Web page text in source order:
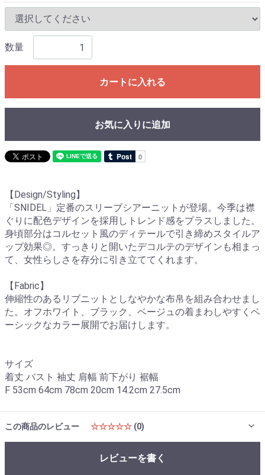
数量
カートに入れる
お気に入りに追加
【Design/Styling】
「SNIDEL」定番のスリーブシアーニットが登場。今季は襟
ぐりに配色デザインを採用しトレンド感をプラスしました。
身頃部分はコルセット風のディテールで引き締めスタイルア
ップ効果◎。すっきりと開いたデコルテのデザインも相まっ
て、女性らしさを存分に引き立ててくれます。
【Fabric】
伸縮性のあるリブニットとしなやかな布帛を組み合わせまし
た。オフホワイト、ブラック、ベージュの着まわしやすくベ
ーシックなカラー展開でお届けします。
サイズ
着丈 バスト 袖丈 肩幅 前下がり 裾幅
F 53cm 64cm 78cm 20cm 14.2cm 27.5cm
この商品のレビュー ☆☆☆☆☆ (0)
レビューを書く